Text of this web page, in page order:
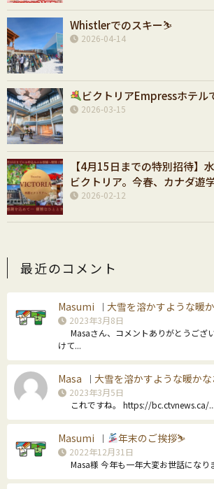
Whistlerでのスキー⛷️
2026-04-14
ビクトリアEmpressホテル
2026-03-15
【4月15日までの特別招待】
ビクトリア。今春、カナダ遊
2026-02-12
最近のコメント
Masumi ｜ 大雪を溶かすような暖
2023年3月8日
Masaさん、コメントありがとうござ
けて...
Masa ｜ 大雪を溶かすような暖か
2023年3月5日
これですね。 https://bc.ctvnews.ca/...
Masumi ｜ 年末のご挨拶⛷
2022年12月31日
Masa様 今年も一年大変お世話になり